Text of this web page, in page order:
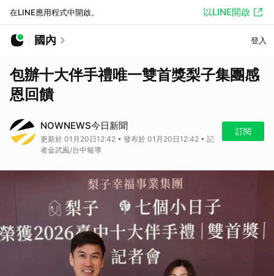
在LINE應用程式中開啟。 以LINE開啟
國內 登入
包辦十大伴手禮唯一雙首獎梨子集團感
恩回饋
NOWNEWS今日新聞
更新於 01月20日12:42 • 發布於 01月20日12:42 • 記
者金武鳯/台中報導
訂閱